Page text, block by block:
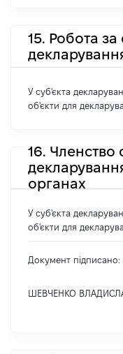
15. Робота за
У суб'єкта
об'єкти для
16. Членство
органах
У суб'єкта
об'єкти для
Документ підписано:
ШЕВЧЕНКО